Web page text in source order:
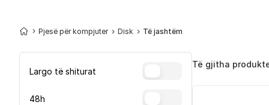
Pjesë për kompjuter Disk Të jashtëm
Largo të shiturat
48h
Të gjitha